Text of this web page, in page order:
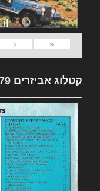
«
‹
קטלוג אביזרים 1979 Jeep